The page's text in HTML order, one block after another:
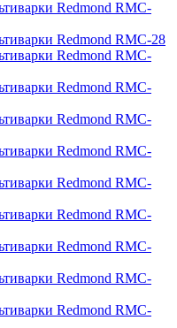
Redmond RMC-
Redmond RMC-28
Redmond RMC-
Redmond RMC-
Redmond RMC-
Redmond RMC-
Redmond RMC-
Redmond RMC-
Redmond RMC-
Redmond RMC-
Redmond RMC-